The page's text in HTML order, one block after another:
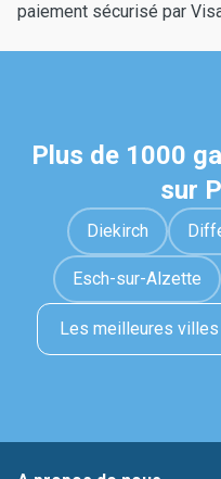
paiement sécurisé par
Plus de 1000
sur
Diekirch
Esch-sur-Alzette
Les meilleures villes